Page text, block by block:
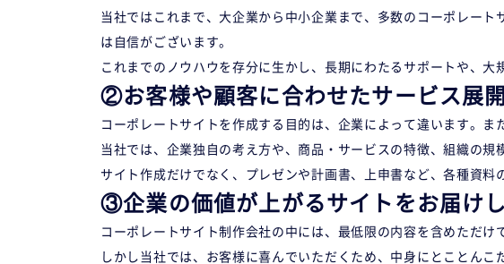
当社ではこれまで、大企業から中小企業まで、多数のコーポレー
は自信がございます。
これまでのノウハウを存分に生かし、長期にわたるサポートや、大
②お客様や顧客に合わせたサービス展開
コーポレートサイトを作成する目的は、企業によって違います。ま
当社では、企業独自の考え方や、商品・サービスの特徴、組織の規
サイト作成だけでなく、プレゼンや計画書、上申書など、各種資料
③企業の価値が上がるサイトをお届けし
コーポレートサイト制作会社の中には、最低限の内容を含めただけ
しかし当社では、お客様に喜んでいただくため、中身にとことんこ